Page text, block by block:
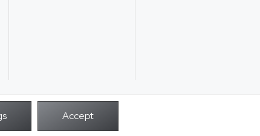
i diritti riservati.